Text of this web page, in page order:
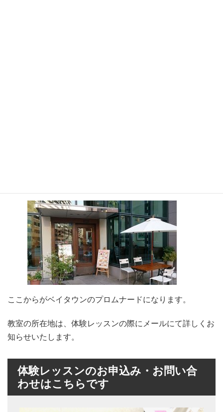
ここからがベイタウンのプロムナードになります。
教室の所在地は、体験レッスンの際にメールにて詳しくお
知らせいたします。
体験レッスンのお申込み・お問い合
わせはこちらです